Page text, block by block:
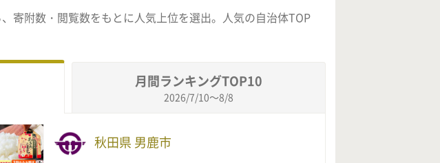
寄附数・閲覧数をもとに人気上位を選出。人気の自治体TOP
月間ランキングTOP10
2026/7/10～8/8
秋田県 男鹿市